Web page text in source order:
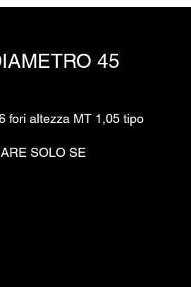
45
fori altezza MT 1,05 tipo
SOLO SE